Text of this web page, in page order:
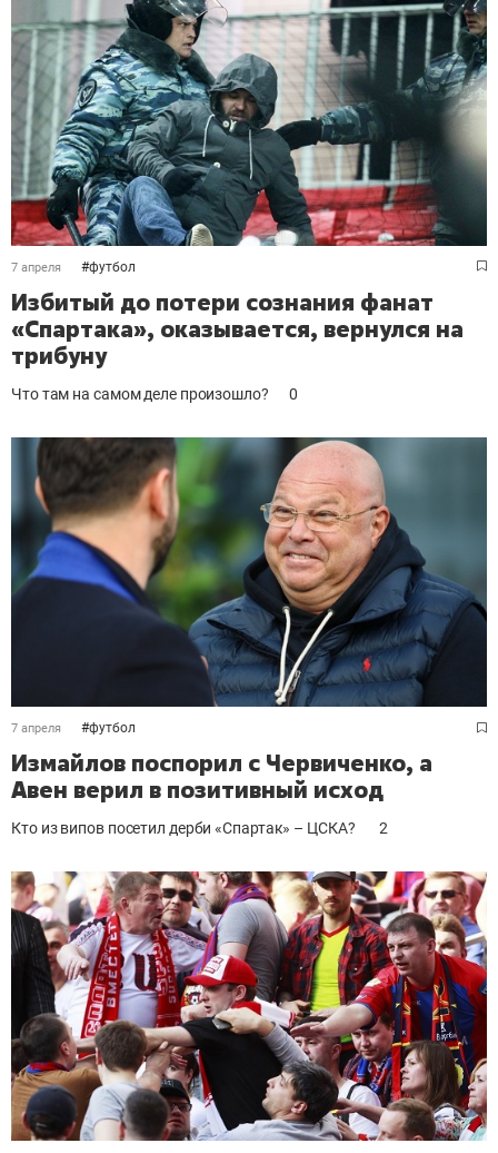
7 апреля #футбол
Избитый до потери сознания фанат
«Спартака», оказывается, вернулся на
трибуну
Что там на самом деле произошло? 0
7 апреля #футбол
Измайлов поспорил с Червиченко, а
Авен верил в позитивный исход
Кто из випов посетил дерби «Спартак» – ЦСКА? 2